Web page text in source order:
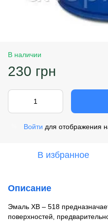
В наличии
230 грн
Войти для отображения
В избранное
Описание
Эмаль ХВ – 518
поверхностей,